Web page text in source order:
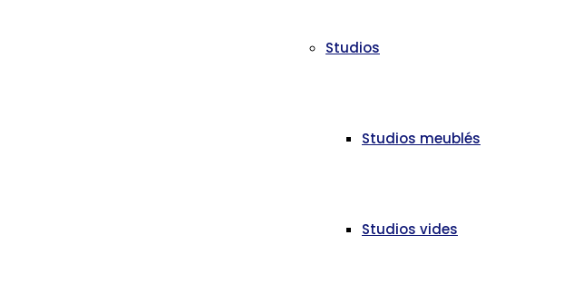
Studios
Studios meublés
Studios vides